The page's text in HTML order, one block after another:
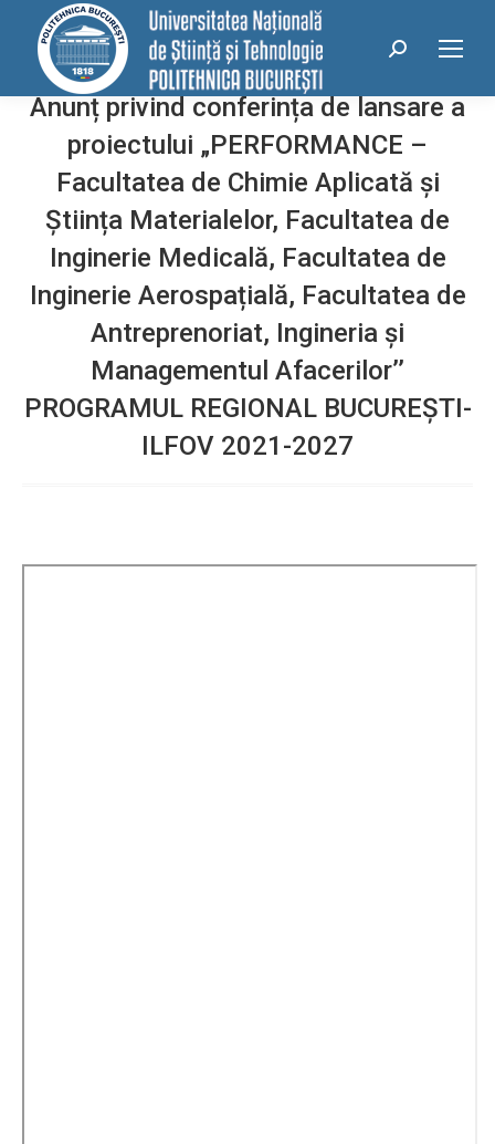
conținut
Search:
Anunț privind conferința de lansare a
proiectului „PERFORMANCE –
Facultatea de Chimie Aplicată și
Știința Materialelor, Facultatea de
Inginerie Medicală, Facultatea de
Inginerie Aerospațială, Facultatea de
Antreprenoriat, Ingineria și
Managementul Afacerilor’’
PROGRAMUL REGIONAL BUCUREȘTI-
ILFOV 2021-2027